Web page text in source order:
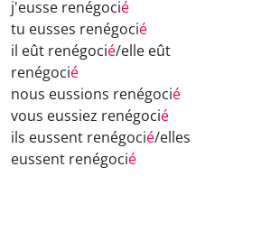
j'eusse renégocié
tu eusses renégocié
il eût renégocié/elle eût
renégocié
nous eussions renégocié
vous eussiez renégocié
ils eussent renégocié/elles
eussent renégocié